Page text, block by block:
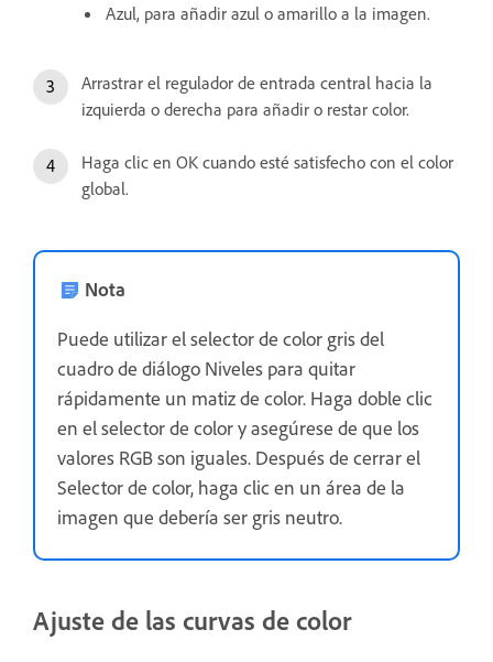
Azul, para añadir azul o amarillo a la imagen.
Arrastrar el regulador de entrada central hacia la
izquierda o derecha para añadir o restar color.
Haga clic en OK cuando esté satisfecho con el color
global.
Nota
Puede utilizar el selector de color gris del
cuadro de diálogo Niveles para quitar
rápidamente un matiz de color. Haga doble clic
en el selector de color y asegúrese de que los
valores RGB son iguales. Después de cerrar el
Selector de color, haga clic en un área de la
imagen que debería ser gris neutro.
Ajuste de las curvas de color